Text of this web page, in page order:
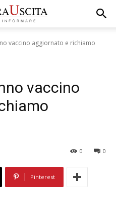
vaccino aggiornato e richiamo
vaccino
0
0
Pinterest